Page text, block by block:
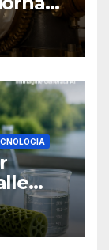
della
at